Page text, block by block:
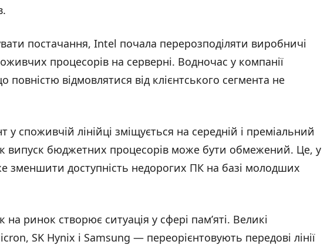
постачання, Intel почала перерозподіляти виробничі
процесорів на серверні. Водночас у компанії
відмовлятися від клієнтського сегмента не
у споживчій лінійці зміщується на середній і преміальний
випуск бюджетних процесорів може бути обмежений. Це, у
зменшити доступність недорогих ПК на базі молодших
ринок створює ситуація у сфері пам’яті. Великі
SK Hynix і Samsung — переорієнтовують передові лінії